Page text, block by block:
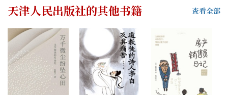
天津人民出版社的其他书籍 查看全部